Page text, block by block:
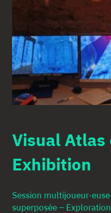
Visual Atlas
Exhibition
Session
superposée –